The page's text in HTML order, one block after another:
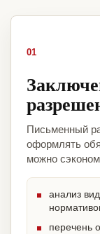
01
Письменный
оформлять
можно
анализ
перечень